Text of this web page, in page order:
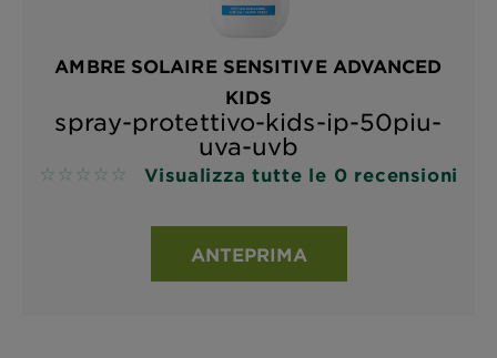
AMBRE SOLAIRE SENSITIVE ADVANCED
KIDS
spray-protettivo-kids-ip-50piu-
uva-uvb
No reviews Visualizza tutte le 0 recensioni
ANTEPRIMA